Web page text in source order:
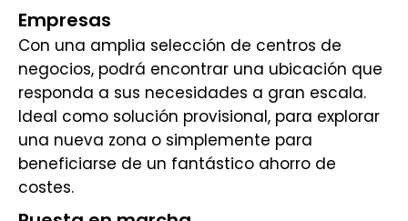
Empresas
Con una amplia selección de centros de
negocios, podrá encontrar una ubicación que
responda a sus necesidades a gran escala.
Ideal como solución provisional, para explorar
una nueva zona o simplemente para
beneficiarse de un fantástico ahorro de
costes.